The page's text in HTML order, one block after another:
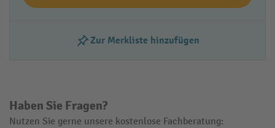
Zur Merkliste hinzufügen
Haben Sie Fragen?
Nutzen Sie gerne unsere kostenlose Fachberatung: